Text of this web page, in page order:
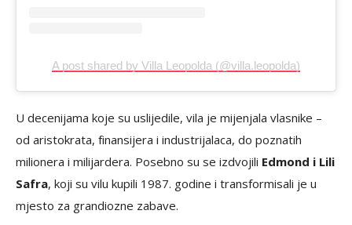
A post shared by Villa Leopolda (@villa.leopolda)
U decenijama koje su uslijedile, vila je mijenjala vlasnike –
od aristokrata, finansijera i industrijalaca, do poznatih
milionera i milijardera. Posebno su se izdvojili Edmond i Lili
Safra, koji su vilu kupili 1987. godine i transformisali je u
mjesto za grandiozne zabave.